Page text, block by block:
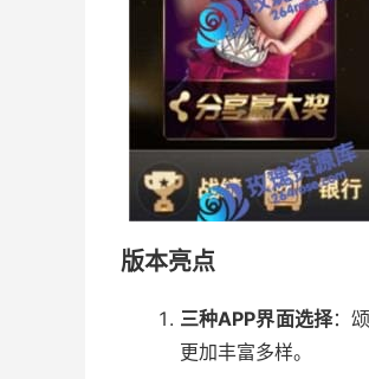
版本亮点
三种APP界面选择：
更加丰富多样。